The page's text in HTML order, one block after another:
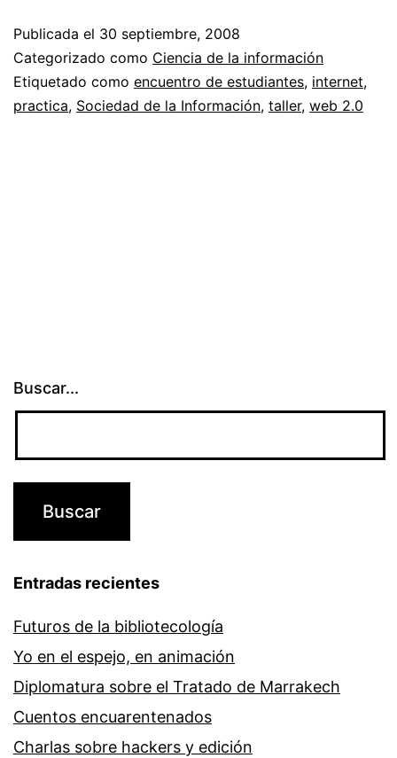
difundir
el
conocimiento
Publicada el 30 septiembre, 2008
Categorizado como Ciencia de la información
Etiquetado como encuentro de estudiantes, internet,
practica, Sociedad de la Información, taller, web 2.0
Buscar...
Entradas recientes
Futuros de la bibliotecología
Yo en el espejo, en animación
Diplomatura sobre el Tratado de Marrakech
Cuentos encuarentenados
Charlas sobre hackers y edición